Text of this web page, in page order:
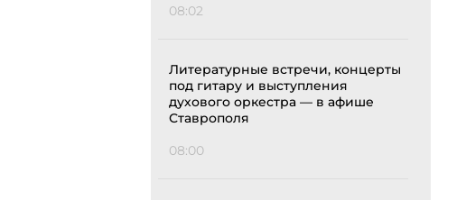
08:02
Литературные встречи, концерты
под гитару и выступления
духового оркестра — в афише
Ставрополя
08:00